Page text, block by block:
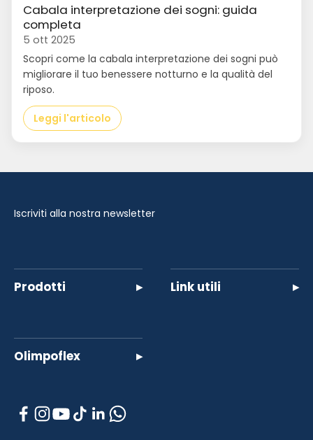
Cabala interpretazione dei sogni: guida
completa
5 ott 2025
Scopri come la cabala interpretazione dei sogni può
migliorare il tuo benessere notturno e la qualità del
riposo.
Leggi l'articolo
Iscriviti alla nostra newsletter
Prodotti ▸ Link utili ▸
Olimpoflex ▸